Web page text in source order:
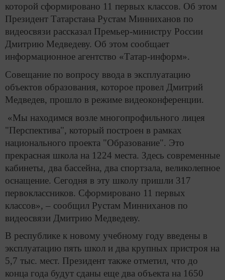
которой сформировано 11 первых классов. Об этом
Президент Татарстана Рустам Минниханов по
видеосвязи рассказал Премьер-министру России
Дмитрию Медведеву. Об этом сообщает
информационное агентство «Татар-информ».
Совещание по вопросу ввода в эксплуатацию
объектов образования, которое провел Дмитрий
Медведев, прошло в режиме видеоконференции.
«Мы находимся возле многопрофильного лицея
"Перспектива", который построен в рамках
национального проекта "Образование". Это
прекрасная школа на 1224 места. Здесь современные
кабинеты, два бассейна, два спортзала, великолепное
оснащение. Сегодня в эту школу пришли 317
первоклассников. Сформировано 11 первых
классов», – сообщил Рустам Минниханов по
видеосвязи Дмитрию Медведеву.
В республике к новому учебному году введены в
эксплуатацию пять школ и два крупных пристроя на
5,7 тыс. мест. Президент также отметил, что до
конца года будут сданы еще два объекта на 1650